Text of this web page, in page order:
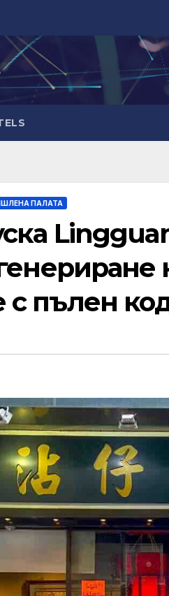
ПАЛАТА
пълен код